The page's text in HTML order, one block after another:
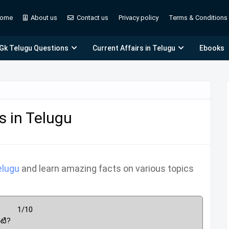
About us Contact us Privacy policy Terms & Conditions
Telugu Questions Current Affairs in Telugu Ebooks
in Telugu
and learn amazing facts on various topics
1/10